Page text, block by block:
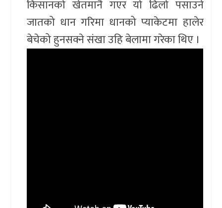
किसानको खेतमानै गएर यो ढिलो पसाउने
जातको धान गरिमा धानको प्याकेटमा हालेर
बेचेको हुनसक्ने संखा उहि बेलामा गरेका थिए ।